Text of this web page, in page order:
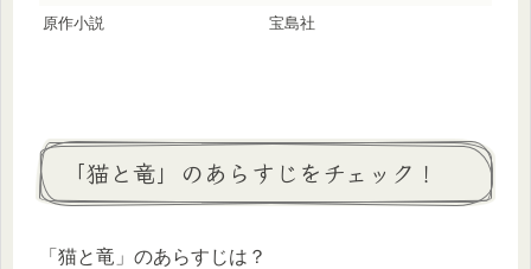
原作小説
宝島社
「猫と竜」のあらすじをチェック！
「猫と竜」のあらすじは？